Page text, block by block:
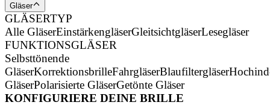
Gläser
GLÄSERTYP
Alle GläserEinstärkengläserGleitsichtgläserLesegläser
FUNKTIONSGLÄSER
Selbsttönende
GläserKorrektionsbrilleFahrgläserBlaufiltergläser
GläserPolarisierte GläserGetönte Gläser
KONFIGURIERE DEINE BRILLE